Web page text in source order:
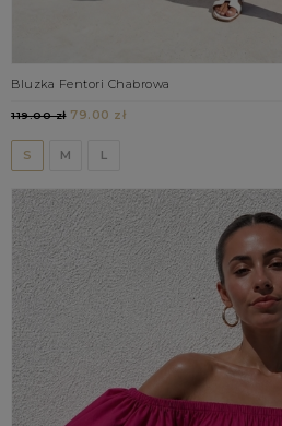
Bluzka Fentori Chabrowa
119.00 zł79.00 zł
S M L